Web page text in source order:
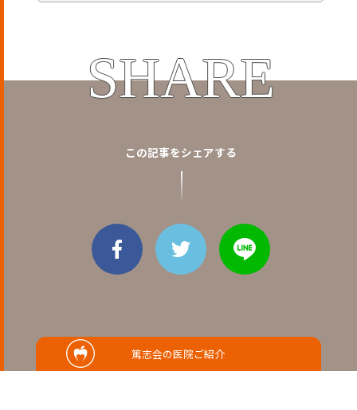
篤志会の医院ご紹介
SHARE
この記事をシェアする
RELATED